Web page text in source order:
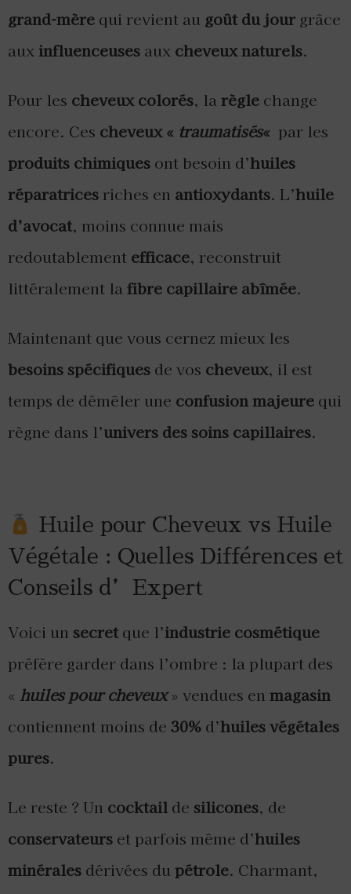
grand-mère qui revient au goût du jour grâce
aux influenceuses aux cheveux naturels.
Pour les cheveux colorés, la règle change
encore. Ces cheveux « traumatisés« par les
produits chimiques ont besoin d’huiles
réparatrices riches en antioxydants. L’huile
d’avocat, moins connue mais
redoutablement efficace, reconstruit
littéralement la fibre capillaire abîmée.
Maintenant que vous cernez mieux les
besoins spécifiques de vos cheveux, il est
temps de démêler une confusion majeure qui
règne dans l’univers des soins capillaires.
Huile pour Cheveux vs Huile
Végétale : Quelles Différences et
Conseils d’Expert
Voici un secret que l’industrie cosmétique
préfère garder dans l’ombre : la plupart des
« huiles pour cheveux» vendues en magasin
contiennent moins de 30% d’huiles végétales
pures.
Le reste ? Un cocktail de silicones, de
conservateurs et parfois même d’huiles
minérales dérivées du pétrole. Charmant,